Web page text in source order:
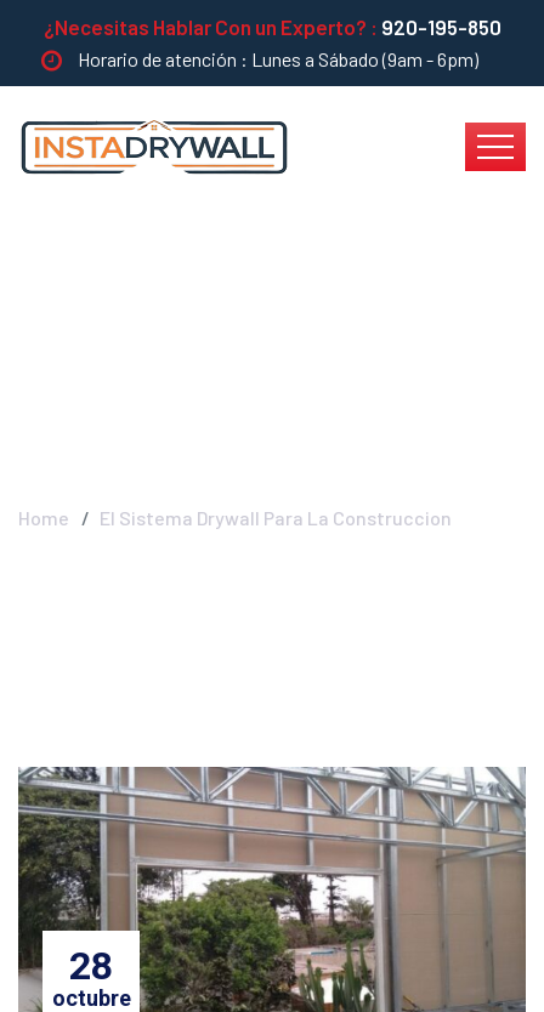
¿Necesitas Hablar Con un Experto? : 920-195-850
Horario de atención : Lunes a Sábado (9am - 6pm)
Home El Sistema Drywall Para La Construccion
28
octubre